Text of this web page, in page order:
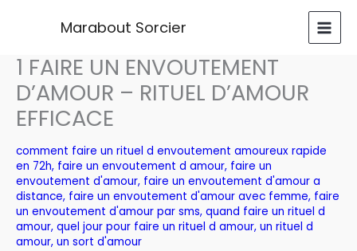
Marabout Sorcier
1 FAIRE UN ENVOUTEMENT
D’AMOUR – RITUEL D’AMOUR
EFFICACE
comment faire un rituel d envoutement amoureux rapide
en 72h, faire un envoutement d amour, faire un
envoutement d'amour, faire un envoutement d'amour a
distance, faire un envoutement d'amour avec femme, faire
un envoutement d'amour par sms, quand faire un rituel d
amour, quel jour pour faire un rituel d amour, un rituel d
amour, un sort d'amour